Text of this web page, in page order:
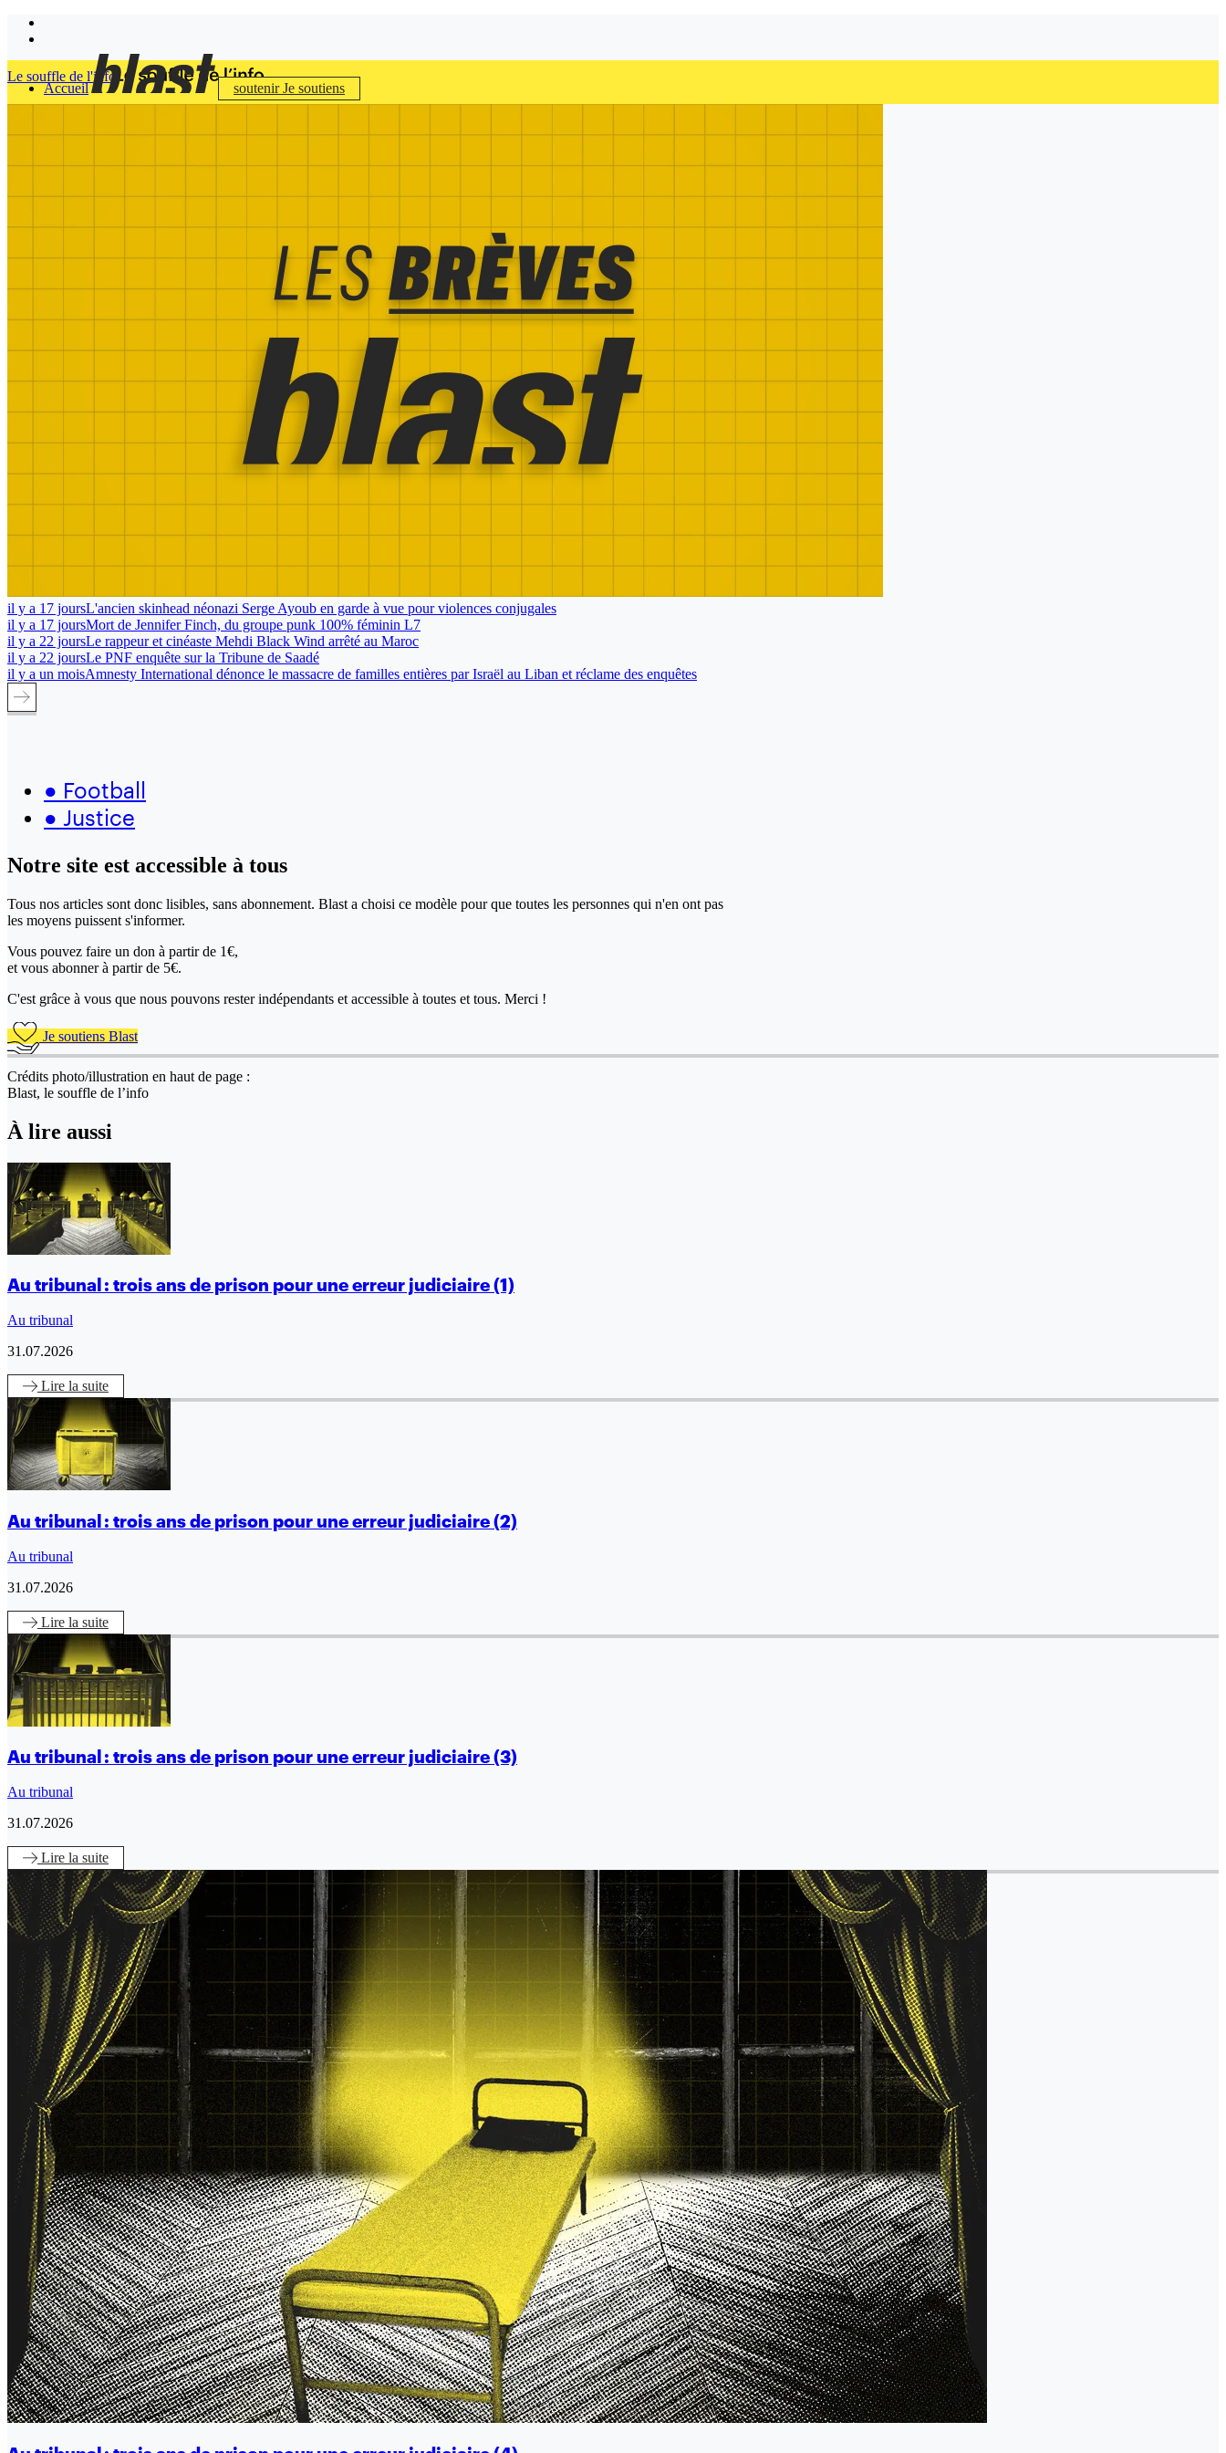
Accueil soutenirJe soutiens
Le souffle de l'info
il y a 17 joursL'ancien skinhead néonazi Serge Ayoub en garde à vue pour violences conjugales
il y a 17 joursMort de Jennifer Finch, du groupe punk 100% féminin L7
il y a 22 joursLe rappeur et cinéaste Mehdi Black Wind arrêté au Maroc
il y a 22 joursLe PNF enquête sur la Tribune de Saadé
il y a un moisAmnesty International dénonce le massacre de familles entières par Israël au Liban et réclame des enquêtes
● Football
● Justice
Notre site est accessible à tous
Tous nos articles sont donc lisibles, sans abonnement. Blast a choisi ce modèle pour que toutes les personnes qui n'en ont pas
les moyens puissent s'informer.
Vous pouvez faire un don à partir de 1€,
et vous abonner à partir de 5€.
C'est grâce à vous que nous pouvons rester indépendants et accessible à toutes et tous. Merci !
Je soutiens Blast
Crédits photo/illustration en haut de page :
Blast, le souffle de l’info
À lire aussi
Au tribunal : trois ans de prison pour une erreur judiciaire (1)
Au tribunal
31.07.2026
Lire la suite
Au tribunal : trois ans de prison pour une erreur judiciaire (2)
Au tribunal
31.07.2026
Lire la suite
Au tribunal : trois ans de prison pour une erreur judiciaire (3)
Au tribunal
31.07.2026
Lire la suite